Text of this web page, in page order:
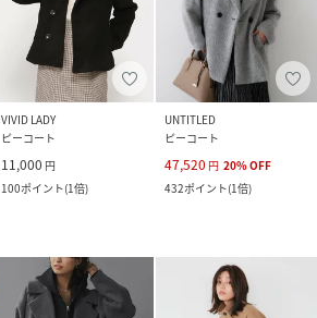
VIVID LADY
ピーコート
11,000 円
100ポイント(1倍)
UNTITLED
ピーコート
47,520 円 20%OFF
432ポイント(1倍)